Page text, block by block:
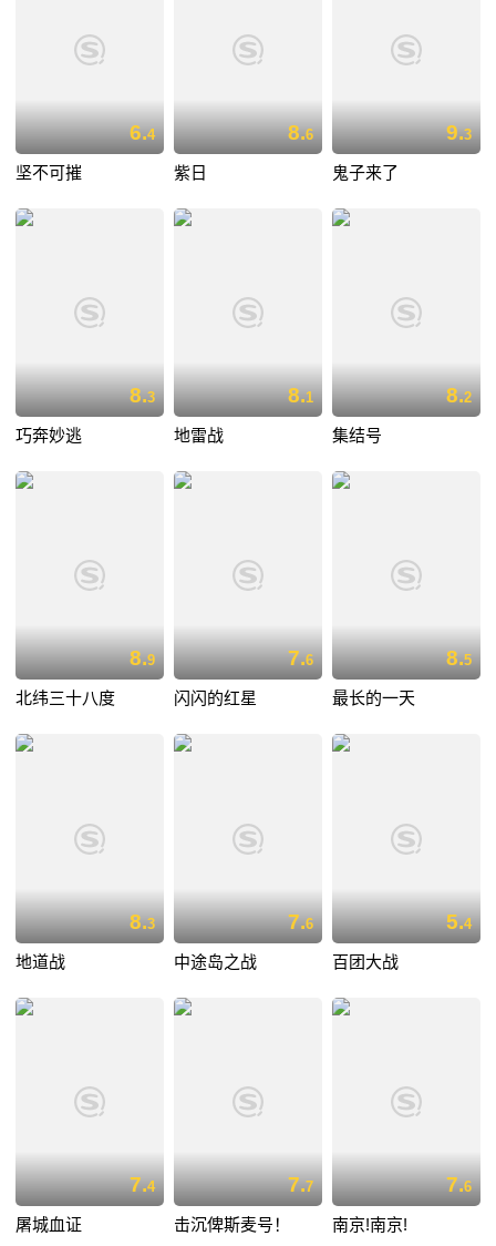
6.4
坚不可摧
8.6
紫日
9.3
鬼子来了
8.3
巧奔妙逃
8.1
地雷战
8.2
集结号
8.9
北纬三十八度
7.6
闪闪的红星
8.5
最长的一天
8.3
地道战
7.6
中途岛之战
5.4
百团大战
7.4
屠城血证
7.7
击沉俾斯麦号！
7.6
南京!南京!